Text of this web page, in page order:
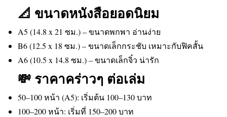
📐 ขนาดหนังสือยอดนิยม
A5 (14.8 x 21 ซม.) – ขนาดพกพา อ่านง่าย
B6 (12.5 x 18 ซม.) – ขนาดเล็กกระชับ เหมาะกับฟิคสั้น
A6 (10.5 x 14.8 ซม.) – ขนาดเล็กจิ๋ว น่ารัก
💸 ราคาคร่าวๆ ต่อเล่ม
50–100 หน้า (A5): เริ่มต้น 100–130 บาท
100–200 หน้า: เริ่มที่ 150–200 บาท